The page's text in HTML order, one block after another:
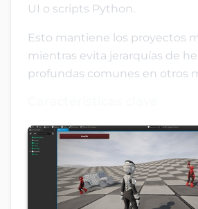
UI o scripts Python.
Esto mantiene los proyectos
mientras evita jerarquías de
profundas comunes en otros